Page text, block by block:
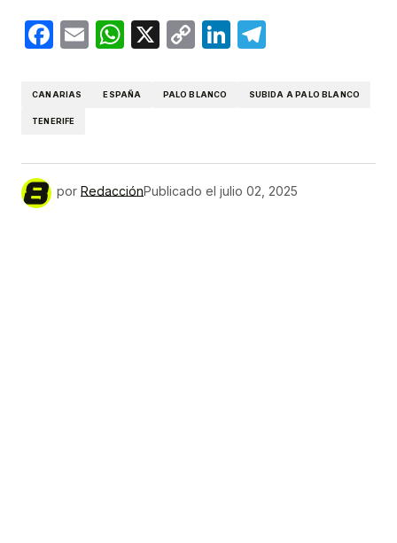
Facebook
EmailWhatsApp
X
CopyLinkedIn
CANARIAS ESPAÑA PALO BLANCO SUBIDA A PALO BLANCO
TENERIFE
por RedacciónPublicado el julio 02, 2025